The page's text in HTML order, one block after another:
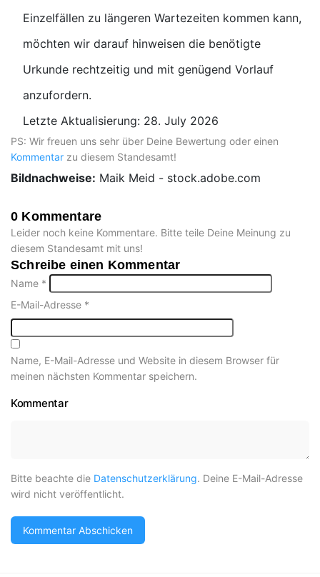
Einzelfällen zu längeren Wartezeiten kommen kann,
möchten wir darauf hinweisen die benötigte
Urkunde rechtzeitig und mit genügend Vorlauf
anzufordern.
Letzte Aktualisierung: 28. July 2026
PS: Wir freuen uns sehr über Deine Bewertung oder einen
Kommentar zu diesem Standesamt!
Bildnachweise: Maik Meid - stock.adobe.com
0 Kommentare
Leider noch keine Kommentare. Bitte teile Deine Meinung zu
diesem Standesamt mit uns!
Schreibe einen Kommentar
Name *
E-Mail-Adresse *
Name, E-Mail-Adresse und Website in diesem Browser für
meinen nächsten Kommentar speichern.
Kommentar
Bitte beachte die Datenschutzerklärung. Deine E-Mail-Adresse
wird nicht veröffentlicht.